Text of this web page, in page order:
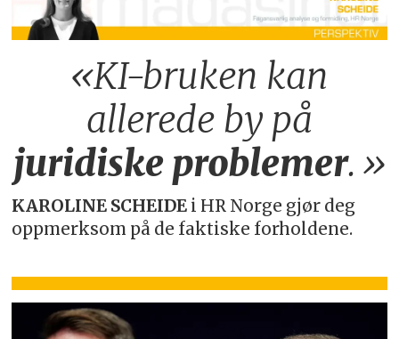
«KI-bruken kan
allerede by på
juridiske problemer.»
KAROLINE SCHEIDE i HR Norge gjør deg
oppmerksom på de faktiske forholdene.